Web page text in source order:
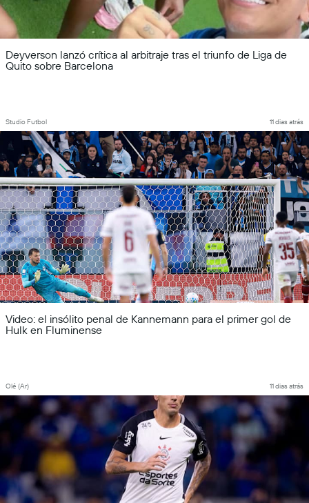
Deyverson lanzó crítica al arbitraje tras el triunfo de Liga de
Quito sobre Barcelona
Studio Futbol 11 dias atrás
Video: el insólito penal de Kannemann para el primer gol de
Hulk en Fluminense
Olé (Ar) 11 dias atrás